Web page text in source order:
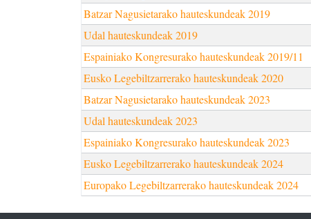
Batzar Nagusietarako hauteskundeak 2019
Udal hauteskundeak 2019
Espainiako Kongresurako hauteskundeak 2019/11
Eusko Legebiltzarrerako hauteskundeak 2020
Batzar Nagusietarako hauteskundeak 2023
Udal hauteskundeak 2023
Espainiako Kongresurako hauteskundeak 2023
Eusko Legebiltzarrerako hauteskundeak 2024
Europako Legebiltzarrerako hauteskundeak 2024